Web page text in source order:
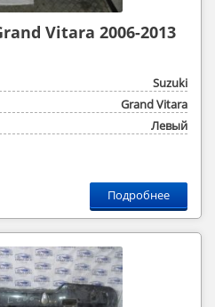
Vitara 2006-2013
Suzuki
Grand Vitara
Левый
Подробнее